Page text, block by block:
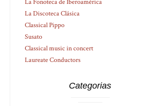
La Fonoteca de Iberoamérica
La Discoteca Clásica
Classical Pippo
Susato
Classical music in concert
Laureate Conductors
Categorias